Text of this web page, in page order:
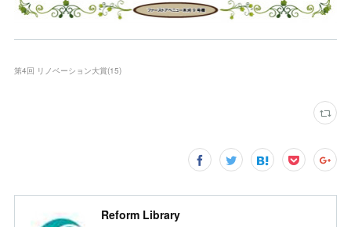
第4回 リノベーション大賞(15)
Reform Library